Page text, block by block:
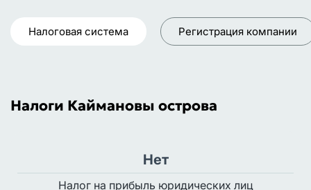
Регистрация компании
Налоговая система
Налоги Каймановы острова
Нет
Налог на прибыль юридических лиц